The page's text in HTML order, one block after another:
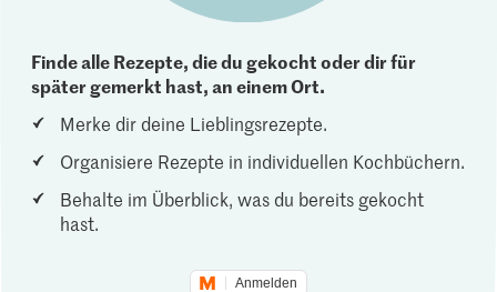
Finde alle Rezepte, die du gekocht oder dir für
später gemerkt hast, an einem Ort.
Merke dir deine Lieblingsrezepte.
Organisiere Rezepte in individuellen Kochbüchern.
Behalte im Überblick, was du bereits gekocht
hast.
Anmelden